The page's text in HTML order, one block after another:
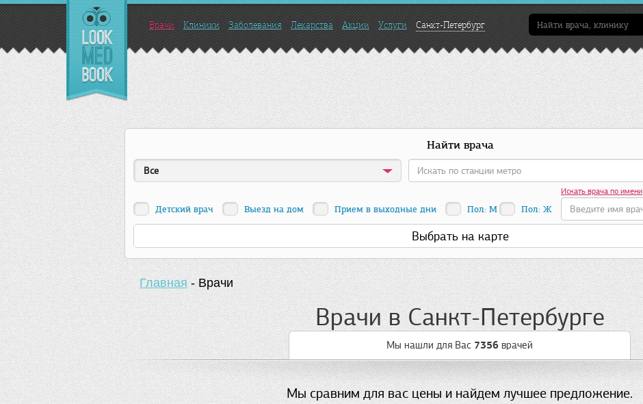
Врачи Клиники Заболевания Лекарства Акции Услуги Санкт-Петербург
Найти врача
Все
Детский врач Выезд на дом Прием в выходные дни Пол: М Пол: Ж
Искать врача по имени
Выбрать на карте
Главная-Врачи
Врачи в Санкт-Петербурге
Мы нашли для Вас 7356 врачей
Мы сравним для вас цены и найдем лучшее предложение.